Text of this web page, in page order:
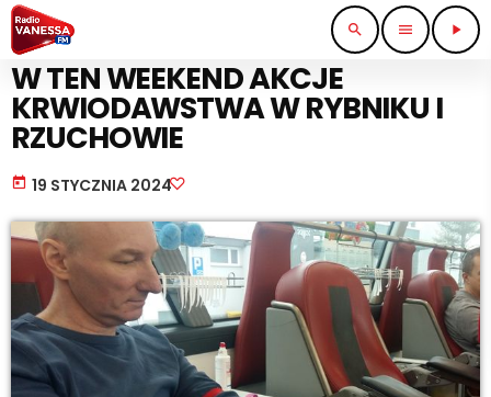
search menu play_arrow
WIADOMOŚCI
W TEN WEEKEND AKCJE
KRWIODAWSTWA W RYBNIKU I
RZUCHOWIE
today 19 STYCZNIA 2024